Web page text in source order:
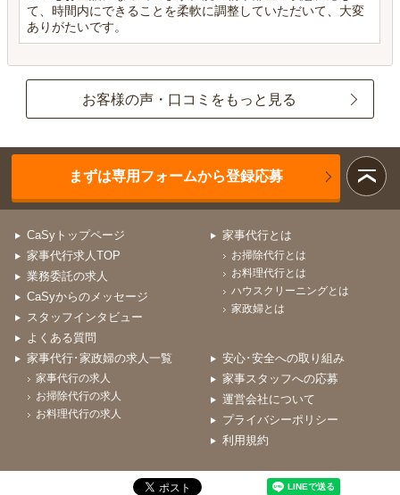
て、時間内にできることを柔軟に調整していただいて、大変
ありがたいです。
お客様の声・口コミをもっと見る
まずは専用フォームから登録応募
CaSyトップページ
家事代行求人TOP
業務委託の求人
CaSyからのメッセージ
スタッフインタビュー
よくある質問
家事代行とは
お掃除代行とは
お料理代行とは
ハウスクリーニングとは
家政婦とは
家事代行･家政婦の求人一覧
家事代行の求人
お掃除代行の求人
お料理代行の求人
安心･安全への取り組み
家事スタッフへの応募
運営会社について
プライバシーポリシー
利用規約